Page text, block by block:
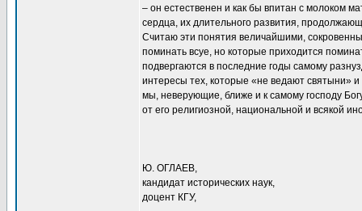
– он естественен и как бы впитан с молоком
сердца, их длительного развития,
Считаю эти понятия величайшими,
поминать всуе, но которые приходится
подвергаются в последние годы самому
интересы тех, которые «не ведают святыни»
мы, неверующие, ближе и к самому господу
от его религиозной, национальной и всякой
Ю. ОГЛАЕВ,
кандидат исторических наук,
доцент КГУ,